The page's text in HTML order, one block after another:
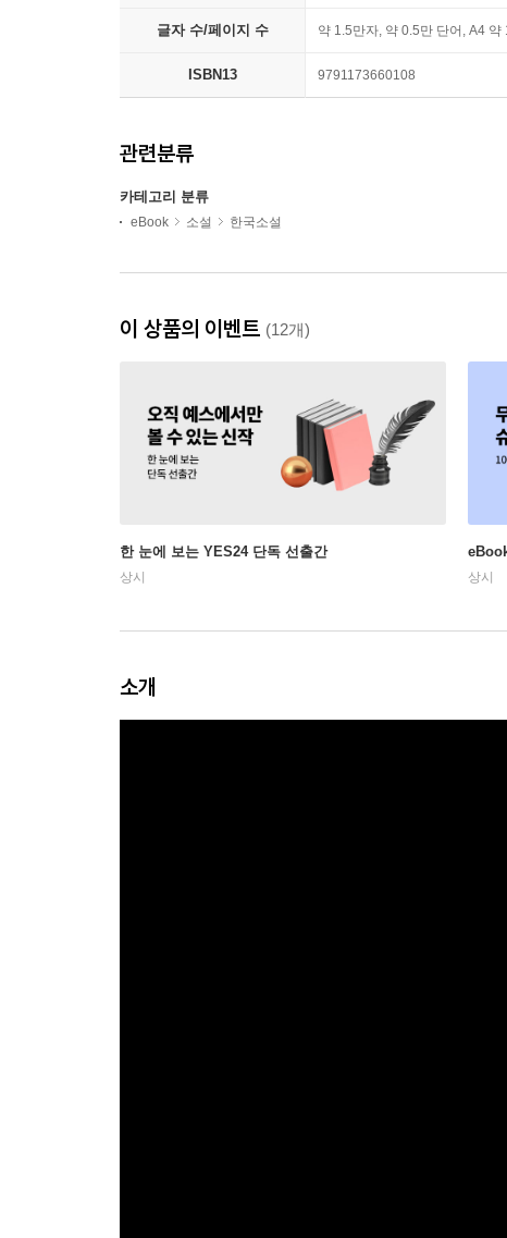
글자 수/페이지 수 약 1.5만자, 약 0.5만 단어, A4 약
ISBN13 9791173660108
관련분류
카테고리 분류
eBook 소설 한국소설
이 상품의 이벤트 (12개)
한 눈에 보는 YES24 단독 선출간
상시 상시
소개